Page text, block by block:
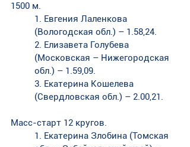
1500 м.
1. Евгения Лаленкова
(Вологодская обл.) – 1.58,24.
2. Елизавета Голубева
(Московская – Нижегородская
обл.) – 1.59,09.
3. Екатерина Кошелева
(Свердловская обл.) – 2.00,21.
Масс-старт 12 кругов.
1. Екатерина Злобина (Томская